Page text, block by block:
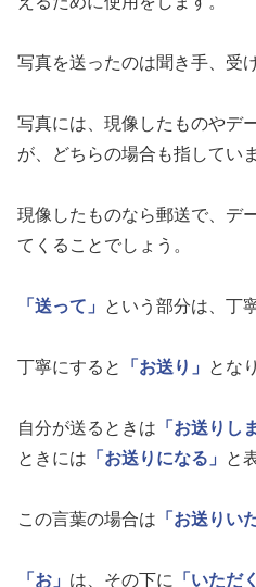
写真を送ったのは聞き手、受
写真には、現像したものやデ
が、どちらの場合も指していま
現像したものなら郵送で、デ
てくることでしょう。
「送って」 という部分は、丁
丁寧にすると 「お送り」 とな
自分が送るときは 「お送りし
ときには 「お送りになる」 と
この言葉の場合は 「お送りい
「お」 は、その下に 「いただ